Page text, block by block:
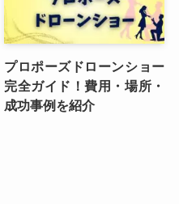
プロポーズドローンショー
完全ガイド！費用・場所・
成功事例を紹介